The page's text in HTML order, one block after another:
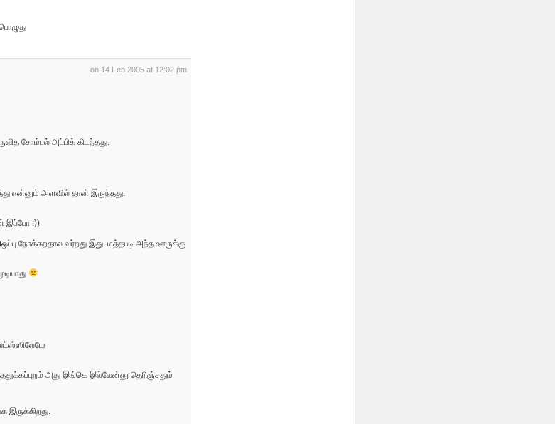
on 14 Feb 2005 at 12:02 pm
சோம்பல் அப்பிக் கிடந்தது.
என்னும் அளவில் தான் இருந்தது.
இப்போ :))
நோக்கறதால வர்றது இது. மத்தபடி அந்த ஊருக்கு
அது இங்கெ இல்லேன்னு தெரிஞ்சதும்
இருக்கிறது.